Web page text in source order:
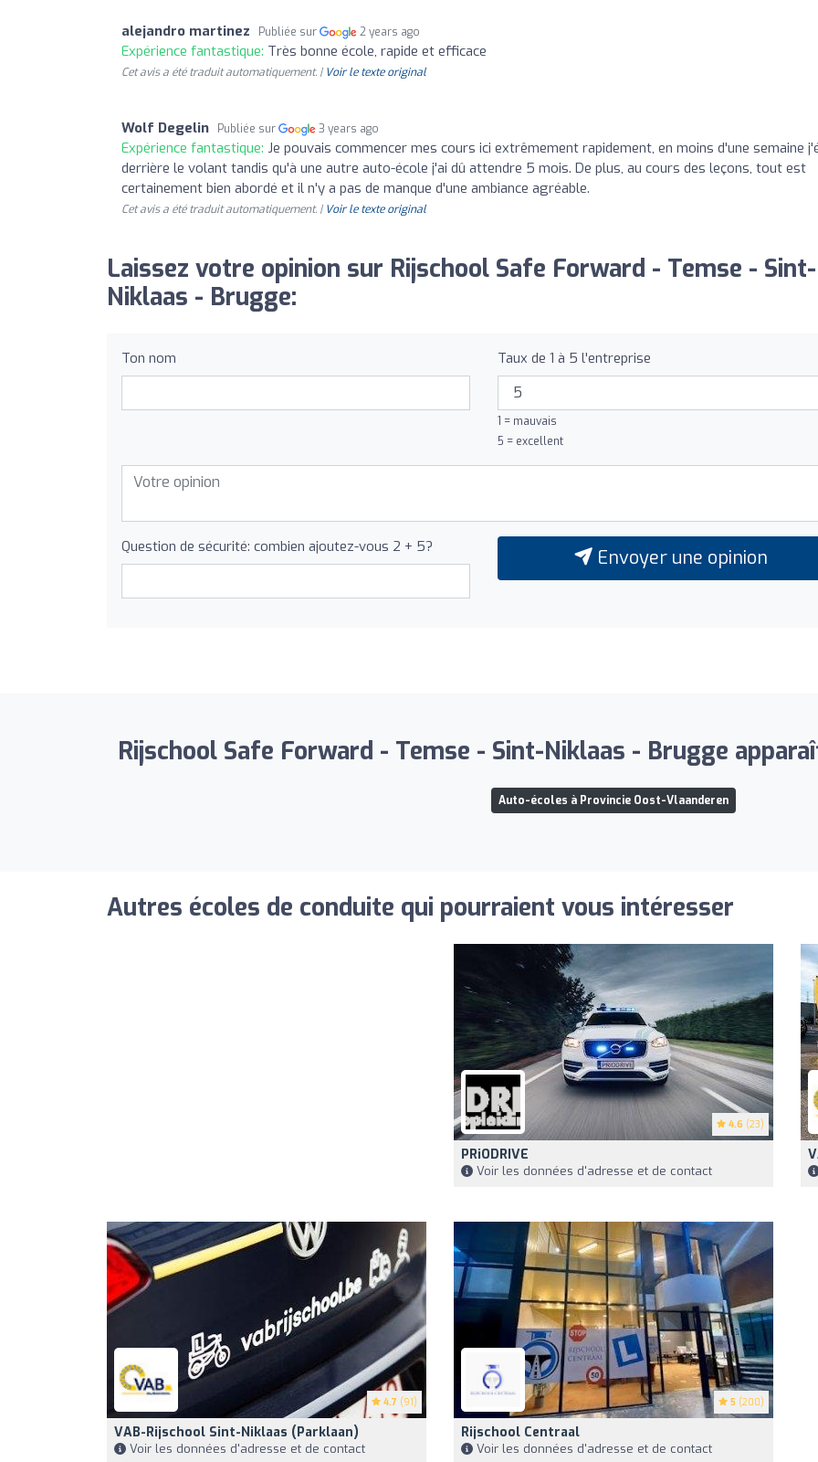
alejandro martinez Publiée sur 2 years ago
Expérience fantastique: Très bonne école, rapide et efficace
Cet avis a été traduit automatiquement. | Voir le texte original
Wolf Degelin Publiée sur 3 years ago
Expérience fantastique: Je pouvais commencer mes cours ici extrêmement rapidement, en moins d'une semaine
derrière le volant tandis qu'à une autre auto-école j'ai dû attendre 5 mois. De plus, au cours des leçons, tout est
certainement bien abordé et il n'y a pas de manque d'une ambiance agréable.
Cet avis a été traduit automatiquement. | Voir le texte original
Laissez votre opinion sur Rijschool Safe Forward - Temse - Sint-
Niklaas - Brugge:
Ton nom Taux de 1 à 5 l'entreprise
1 = mauvais
5 = excellent
Question de sécurité: combien ajoutez-vous 2 + 5? Envoyer une opinion
Rijschool Safe Forward - Temse - Sint-Niklaas - Brugge
Auto-écoles à Provincie Oost-Vlaanderen
Autres écoles de conduite qui pourraient vous intéresser
4.6 (23)
PRiODRIVE
Voir les données d'adresse et de contact
4.7 (91)
VAB-Rijschool Sint-Niklaas (Parklaan)
Voir les données d'adresse et de contact
5 (200)
Rijschool Centraal
Voir les données d'adresse et de contact